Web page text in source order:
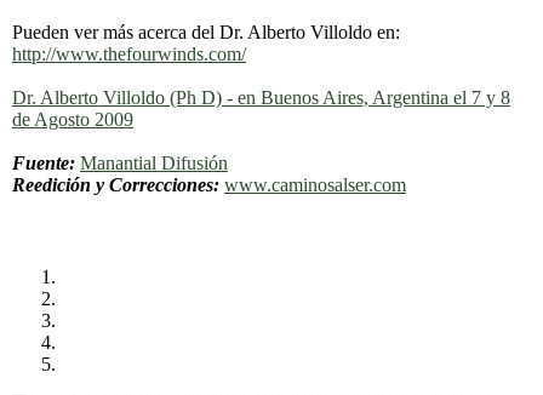
Pueden ver más acerca del Dr. Alberto Villoldo en:
http://www.thefourwinds.com/
Dr. Alberto Villoldo (Ph D) - en Buenos Aires, Argentina el 7 y 8
de Agosto 2009
Fuente: Manantial Difusión
Reedición y Correcciones: www.caminosalser.com